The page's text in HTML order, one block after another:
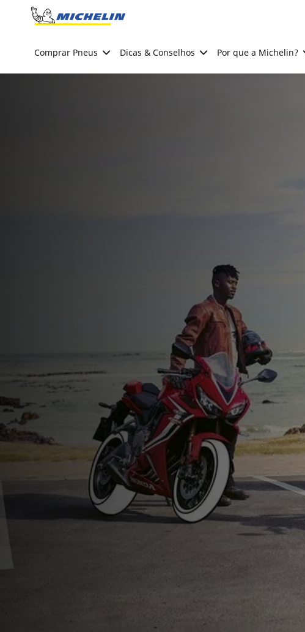
Go to page content
Comprar Pneus Dicas & Conselhos Por que a Michelin?